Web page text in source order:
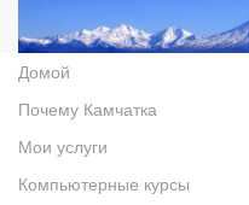
Домой
Почему Камчатка
Мои услуги
Компьютерные курсы